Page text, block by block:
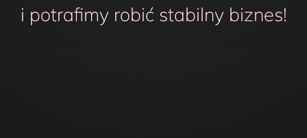
i potrafimy robić stabilny biznes!